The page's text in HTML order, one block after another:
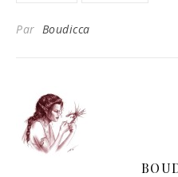
Par Boudicca